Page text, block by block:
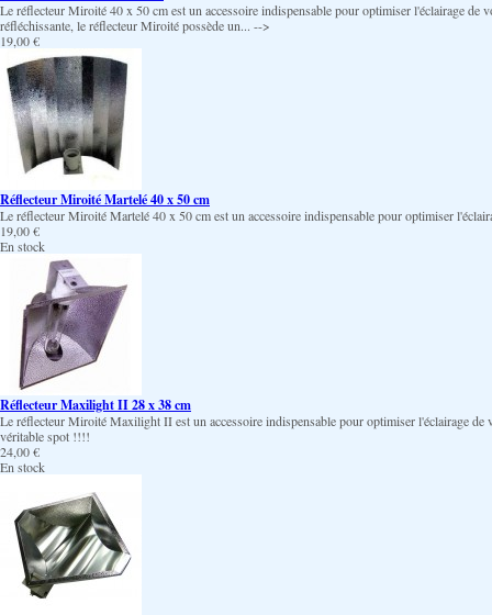
Le réflecteur Miroité 40 x 50 cm est un accessoire indispensable pour optimiser l'éclairage de
réfléchissante, le réflecteur Miroité possède un... -->
19,00 €
Réflecteur Miroité Martelé 40 x 50 cm
Le réflecteur Miroité Martelé 40 x 50 cm est un accessoire indispensable pour optimiser
19,00 €
En stock
Réflecteur Maxilight II 28 x 38 cm
Le réflecteur Miroité Maxilight II est un accessoire indispensable pour optimiser l'éclairage
véritable spot !!!!
24,00 €
En stock